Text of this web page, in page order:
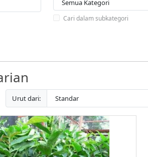
Cari dalam subkategori
Urut dari: